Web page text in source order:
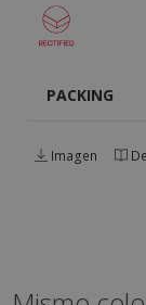
PACKING
Imagen